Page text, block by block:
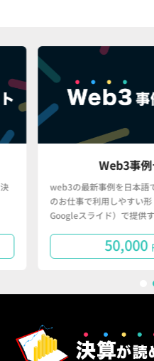
Web3事
web3の最新事例を日本語
のお仕事で利用しやすい
Googleスライド）で提供
50,000